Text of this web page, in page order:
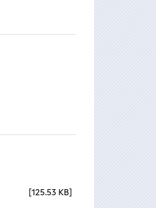
125.53 KB